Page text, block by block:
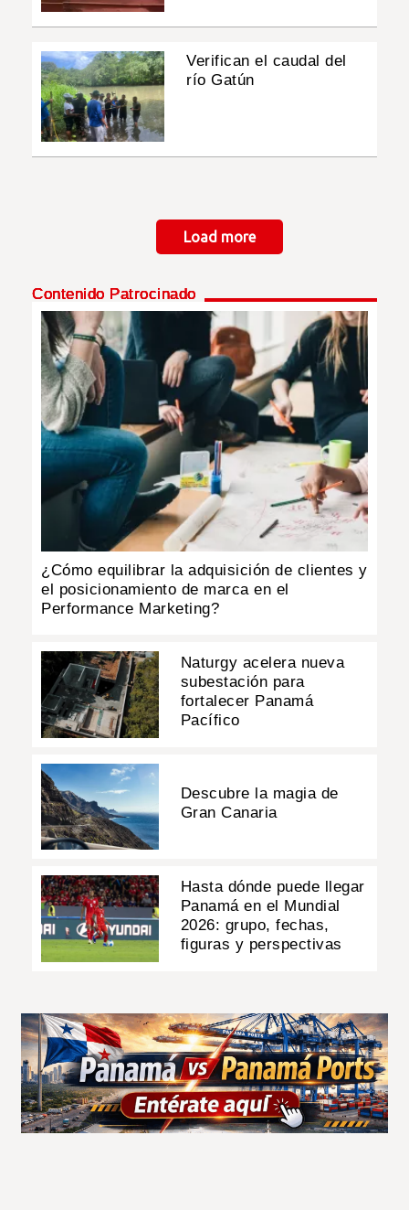
Verifican el caudal del
río Gatún
Load more
Contenido Patrocinado
¿Cómo equilibrar la adquisición de clientes y
el posicionamiento de marca en el
Performance Marketing?
Naturgy acelera nueva
subestación para
fortalecer Panamá
Pacífico
Descubre la magia de
Gran Canaria
Hasta dónde puede llegar
Panamá en el Mundial
2026: grupo, fechas,
figuras y perspectivas